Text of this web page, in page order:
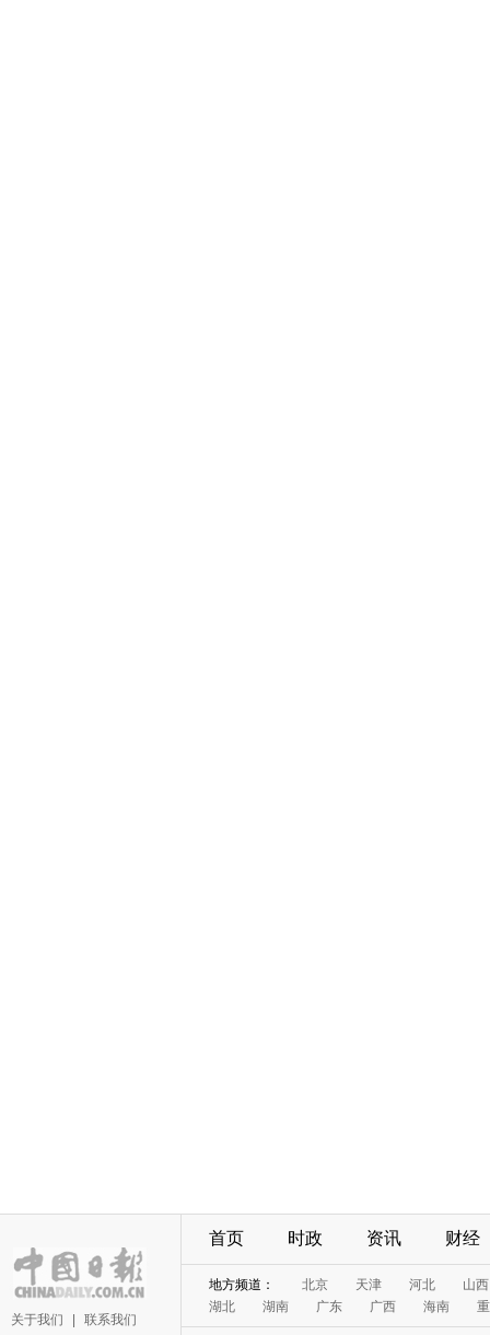
关于我们 联系我们
首页 时政 资讯 财经
地方频道： 北京 天津 河北
山西
湖北
湖南 广东 广西 海南